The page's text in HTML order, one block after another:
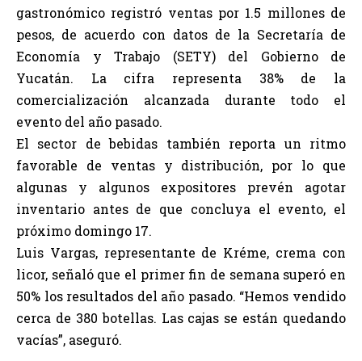
gastronómico registró ventas por 1.5 millones de
pesos, de acuerdo con datos de la Secretaría de
Economía y Trabajo (SETY) del Gobierno de
Yucatán. La cifra representa 38% de la
comercialización alcanzada durante todo el
evento del año pasado.
El sector de bebidas también reporta un ritmo
favorable de ventas y distribución, por lo que
algunas y algunos expositores prevén agotar
inventario antes de que concluya el evento, el
próximo domingo 17.
Luis Vargas, representante de Kréme, crema con
licor, señaló que el primer fin de semana superó en
50% los resultados del año pasado. “Hemos vendido
cerca de 380 botellas. Las cajas se están quedando
vacías”, aseguró.